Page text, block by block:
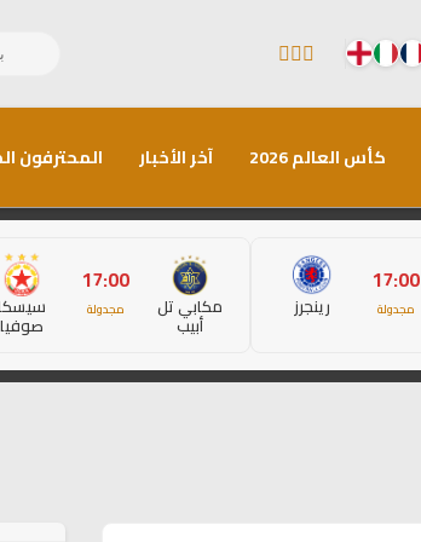
كأس العالم 2026 آخر الأخبار المحترفون
17:00
مجدولة رينجرز مكابي تل
أبيب
17:00
مجدولة
صوفيا